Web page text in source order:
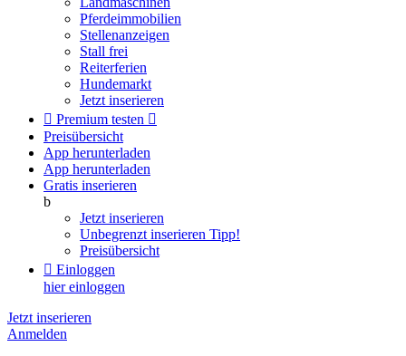
Pferdeimmobilien
Stellenanzeigen
Stall frei
Reiterferien
Hundemarkt
Jetzt inserieren
 Premium testen 
Preisübersicht
App herunterladen
App herunterladen
Gratis inserieren
b
Jetzt inserieren
Unbegrenzt inserieren Tipp!
Preisübersicht
 Einloggen
hier einloggen
Jetzt inserieren
Anmelden